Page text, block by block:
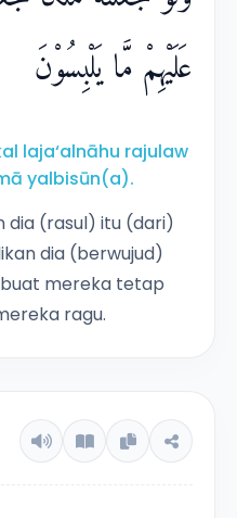
عَلَيْهِمْ مَّا يَلْبِسُوْنَ
laja‘alnāhu rajulaw
yalbisūn(a).
dia (rasul) itu (dari)
dia (berwujud)
mereka tetap
ragu.